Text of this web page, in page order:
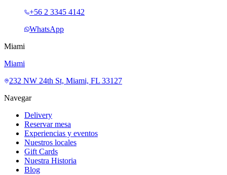
+56 2 3345 4142
WhatsApp
Miami
Miami
232 NW 24th St, Miami, FL 33127
Navegar
Delivery
Reservar mesa
Experiencias y eventos
Nuestros locales
Gift Cards
Nuestra Historia
Blog